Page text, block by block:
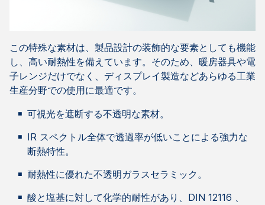
この特殊な素材は、製品設計の装飾的な要素としても機能
し、高い耐熱性を備えています。そのため、暖房器具や電
子レンジだけでなく、ディスプレイ製造などあらゆる工業
生産分野での使用に最適です。
可視光を遮断する不透明な素材。
IR スペクトル全体で透過率が低いことによる強力な
断熱特性。
耐熱性に優れた不透明ガラスセラミック。
酸と塩基に対して化学的耐性があり、DIN 12116 、